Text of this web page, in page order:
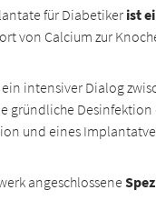
für Diabetikerist
von Calcium zur
ein intensiver Dialog
gründliche
und eines
angeschlossene